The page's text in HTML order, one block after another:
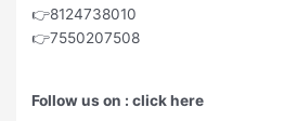
👉8124738010
👉7550207508
Follow us on : click here